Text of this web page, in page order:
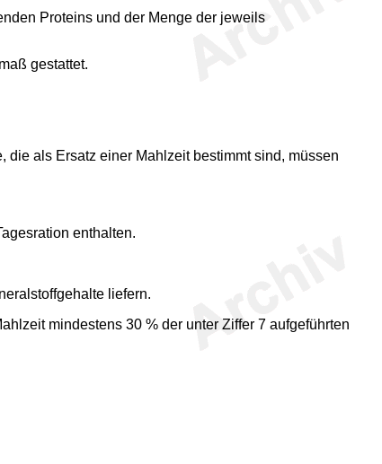
Proteins und der Menge der jeweils
gestattet.
als Ersatz einer Mahlzeit bestimmt sind, müssen
enthalten.
liefern.
mindestens 30 % der unter Ziffer 7 aufgeführten